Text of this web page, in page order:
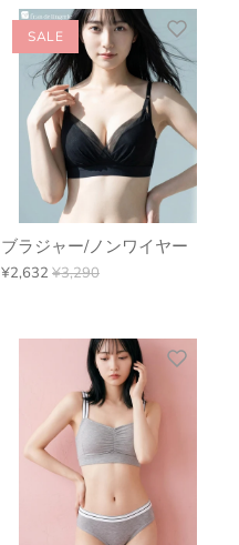
SALE
ブラジャー/ノンワイヤー
¥2,632 ¥3,290